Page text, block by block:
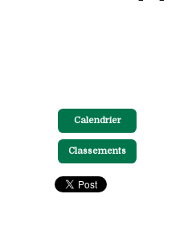
Calendrier
Classements